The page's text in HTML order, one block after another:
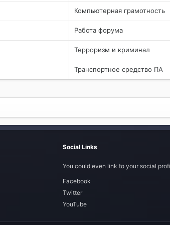
Компьютерная грамотность
Работа форума
Терроризм и криминал
Транспортное средство ПА
Social Links
You could even link to your social
Facebook
Twitter
YouTube